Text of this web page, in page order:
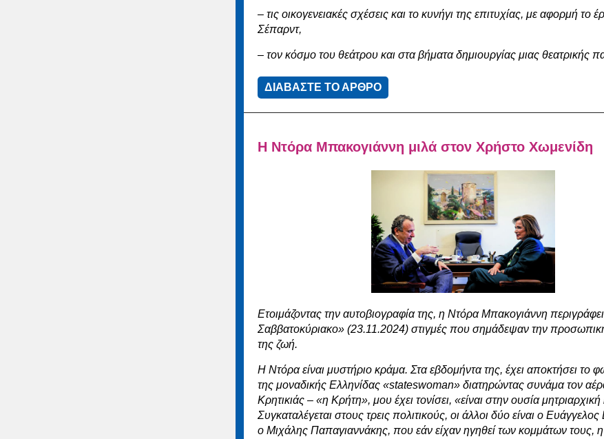
– τις οικογενειακές σχέσεις και το κυνήγι της επιτυχίας, με αφορμή το
Σέπαρντ,
– τον κόσμο του θεάτρου και στα βήματα δημιουργίας μιας θεατρικής
ΔΙΑΒΑΣΤΕ ΤΟ ΑΡΘΡΟ
Η Ντόρα Μπακογιάννη μιλά στον Χρήστο Χωμενίδη
Ετοιμάζοντας την αυτοβιογραφία της, η Ντόρα Μπακογιάννη
Σαββατοκύριακο» (23.11.2024) στιγμές που σημάδεψαν την προσωπική
της ζωή.
Η Ντόρα είναι μυστήριο κράμα. Στα εβδομήντα της, έχει αποκτήσει το
της μοναδικής Ελληνίδας «stateswoman» διατηρώντας συνάμα τον
Κρητικιάς – «η Κρήτη», μου έχει τονίσει, «είναι στην ουσία μητριαρχική
Συγκαταλέγεται στους τρεις πολιτικούς, οι άλλοι δύο είναι ο Ευάγγελος
ο Μιχάλης Παπαγιαννάκης, που εάν είχαν ηγηθεί των κομμάτων τους,